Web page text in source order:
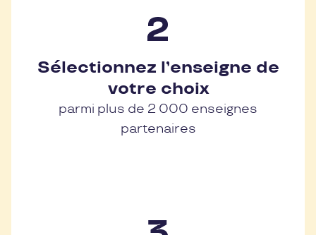
Sélectionnez l’enseigne de
votre choix
parmi plus de 2 000 enseignes
partenaires